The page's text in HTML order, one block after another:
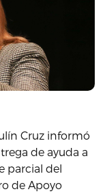
Cruz informó
de ayuda a
parcial del
de Apoyo